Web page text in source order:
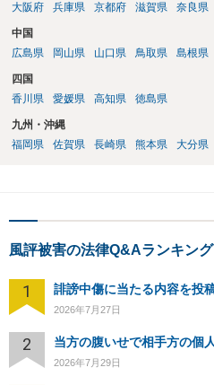
大阪府
兵庫県 京都府 滋賀県 奈良県
中国
広島県
岡山県 山口県 鳥取県 島根県
四国
香川県
愛媛県 高知県 徳島県
九州・沖縄
福岡県
佐賀県 長崎県 熊本県 大分県
風評被害の法律Q&Aランキング
1
2026年7月27日
2
2026年7月29日